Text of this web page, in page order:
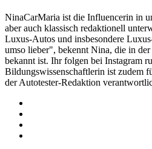
NinaCarMaria ist die Influencerin in
aber auch klassisch redaktionell
Luxus-Autos und insbesondere
umso lieber", bekennt Nina, die in
bekannt ist. Ihr folgen bei Instagram
Bildungswissenschaftlerin ist zudem
der Autotester-Redaktion